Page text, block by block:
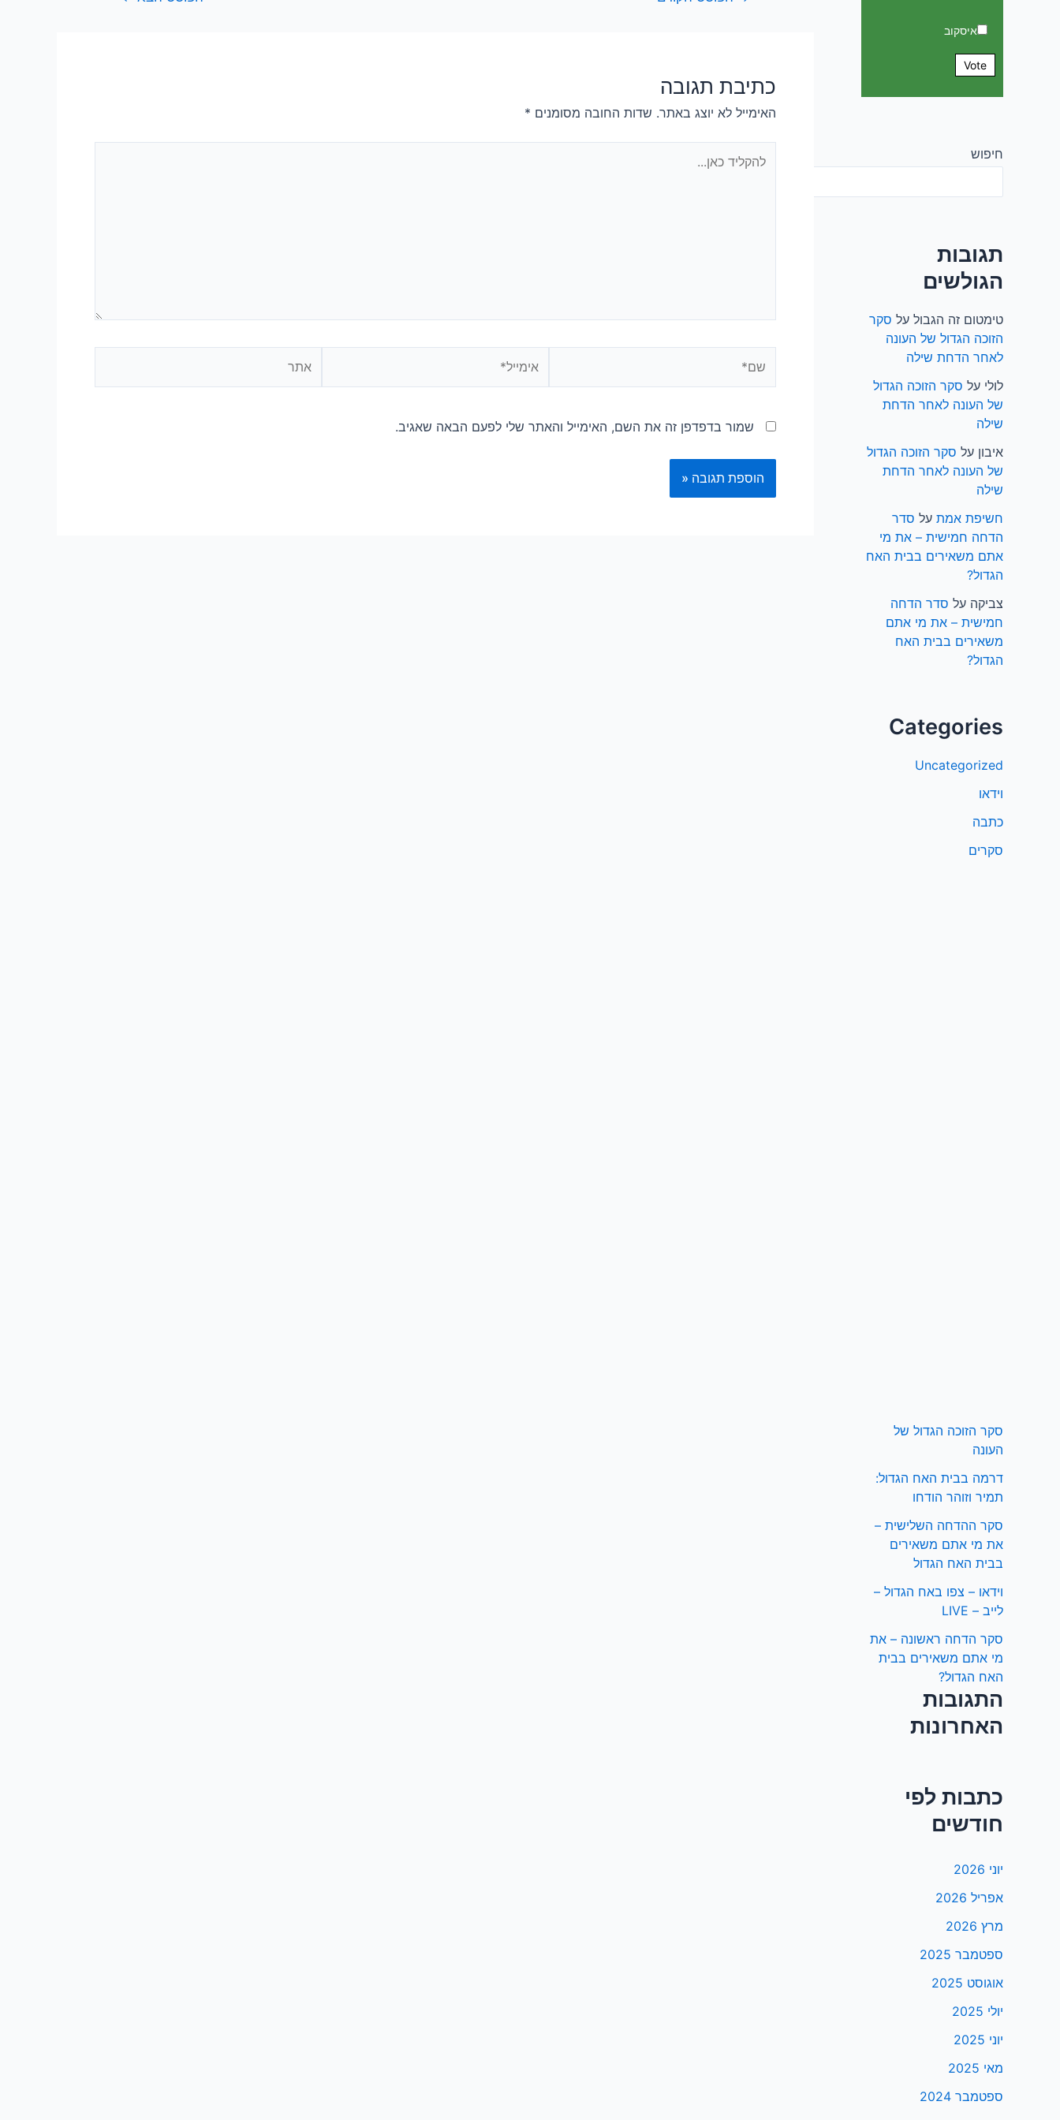
איסקוב
Vote
חיפוש
תגובות
הגולשים
טימטום זה הגבול על סקר
הזוכה הגדול של העונה
לאחר הדחת שילה
לולי על סקר הזוכה הגדול
של העונה לאחר הדחת
שילה
איבון על סקר הזוכה הגדול
של העונה לאחר הדחת
שילה
חשיפת אמת על סדר
הדחה חמישית – את מי
אתם משאירים בבית האח
הגדול?
צביקה על סדר הדחה
חמישית – את מי אתם
משאירים בבית האח
הגדול?
Categories
Uncategorized
וידאו
כתבה
סקרים
סקר הזוכה הגדול של
העונה
דרמה בבית האח הגדול:
תמיר וזוהר הודחו
סקר ההדחה השלישית –
את מי אתם משאירים
בבית האח הגדול
וידאו – צפו באח הגדול –
לייב – LIVE
סקר הדחה ראשונה – את
מי אתם משאירים בבית
האח הגדול?
התגובות
האחרונות
כתבות לפי
חודשים
יוני 2026
אפריל 2026
מרץ 2026
ספטמבר 2025
אוגוסט 2025
יולי 2025
יוני 2025
מאי 2025
ספטמבר 2024
כתיבת תגובה
האימייל לא יוצג באתר. שדות החובה מסומנים *
שמור בדפדפן זה את השם, האימייל והאתר שלי לפעם הבאה שאגיב.